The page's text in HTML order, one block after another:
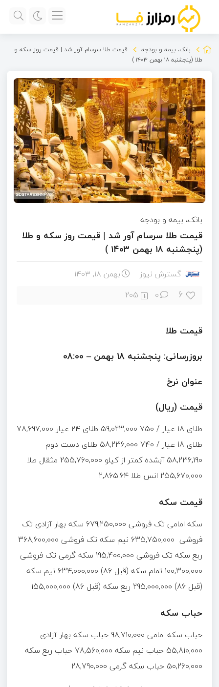
بانک، بیمه و بودجه
قیمت طلا سرسام آور شد | قیمت روز سکه و
طلا (پنجشنبه ۱۸ بهمن ۱۴۰۳ )
بانک، بیمه و بودجه
قیمت طلا سرسام آور شد | قیمت روز سکه و طلا
(پنجشنبه ۱۸ بهمن ۱۴۰۳ )
گسترش نیوز بهمن ۱۸, ۱۴۰۳
6
0
205
قیمت طلا
بروزرسانی: پنجشنبه 18 بهمن – 08:00
عنوان نرخ
قیمت (ریال)
طلای 18 عیار / 750 59,023,000 طلای ۲۴ عیار 78,697,000
طلای 18 عیار / 740 58,236,000 طلای دست دوم
58,236,190 آبشده کمتر از کیلو 255,760,000 مثقال طلا
255,670,000 انس طلا 2,865.64
قیمت سکه
سکه امامی تک فروشی 679,250,000 سکه بهار آزادی تک
فروشی 635,750,000 نیم سکه تک فروشی 368,600,000
ربع سکه تک فروشی 195,400,000 سکه گرمی تک فروشی
100,300,000 تمام سکه (قبل 86) 634,000,000 نیم سکه
(قبل 86) 295,000,000 ربع سکه (قبل 86) 155,000,000
حباب سکه
حباب سکه امامی 98,710,000 حباب سکه بهار آزادی
55,810,000 حباب نیم سکه 78,560,000 حباب ربع سکه
50,260,000 حباب سکه گرمی 28,790,000